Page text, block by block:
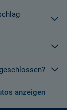
des
dass ihre
Vermieters.
ein Zuschlag
Fahrer
24
beim
anders
anzeigen